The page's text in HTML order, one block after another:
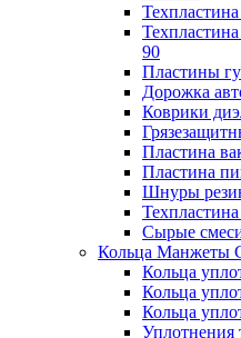
90
Пластины
Дорожка
Коврики
Пластина
Пластина
Шнуры
Сырые
Кольца Манжеты
Кольца
Кольца
Кольца
Уплотнения